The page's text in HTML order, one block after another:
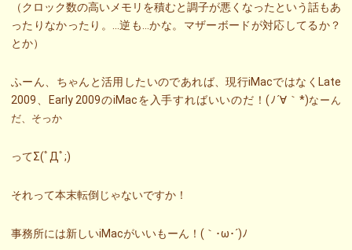
（クロック数の高いメモリを積むと調子が悪くなったという話もあ
ったりなかったり。…逆も…かな。マザーボードが対応してるか？
とか）
ふーん、ちゃんと活用したいのであれば、現行iMacではなくLate
2009、Early 2009のiMacを入手すればいいのだ！(ﾉ´∀｀*)なーん
だ、そっか
ってΣ(ﾟДﾟ;)
それって本末転倒じゃないですか！
事務所には新しいiMacがいいもーん！(｀･ω･´)ﾉ